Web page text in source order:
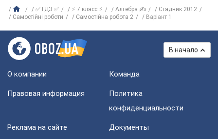
✅ ГДЗ ✅ ⚡ 7 класс ⚡ Алгебра ✍
Стадник 2012
Самостійні роботи
Самостійна робота 2 Варіант 1
В начало
О компании Команда
Правовая информация
Политика
конфиденциальности
Реклама на сайте Документы